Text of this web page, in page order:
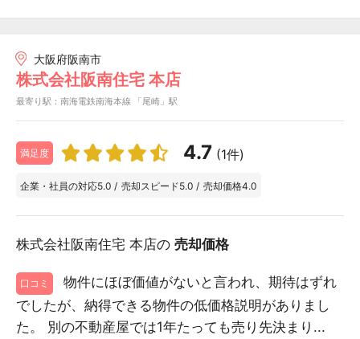
大阪府阪南市
株式会社阪南住宅 本店
最寄り駅：南海電鉄南海本線 「尾崎」駅
満足度 4.7 (1件)
企業・社員の対応5.0 / 売却スピード5.0 / 売却価格4.0
株式会社阪南住宅 本店の 売却価格
口コミ
物件にほぼ価値がないと言われ、期待はずれ
でしたが、納得できる物件の低価格説明がありまし
た。 別の不動産屋では1年たっても売り先決まり...